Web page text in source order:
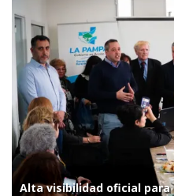
Alta visibilidad oficial